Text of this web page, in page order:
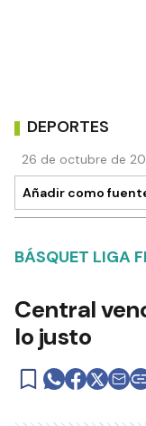
DEPORTES
26 de octubre de
Añadir como
BÁSQUET LIGA
Central
lo justo